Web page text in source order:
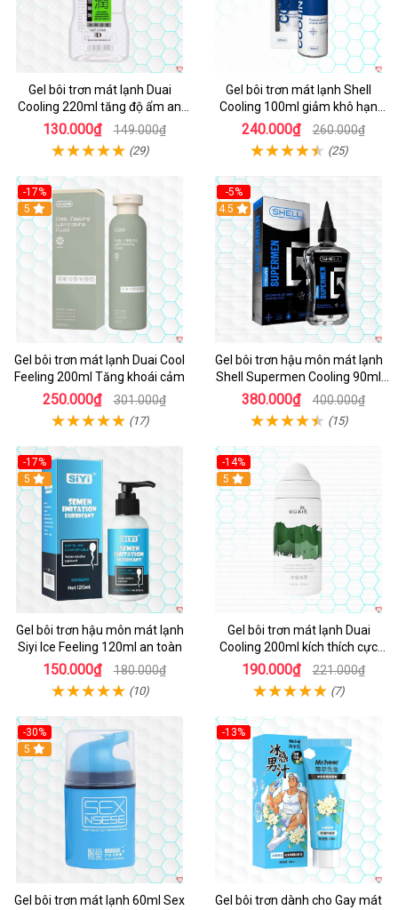
Gel bôi trơn mát lạnh Duai
Cooling 220ml tăng độ ẩm an
toàn
130.000₫ 149.000₫
(29)
Gel bôi trơn mát lạnh Shell
Cooling 100ml giảm khô hạn
tăng khoái cảm
240.000₫ 260.000₫
(25)
-17%
5
Gel bôi trơn mát lạnh Duai Cool
Feeling 200ml Tăng khoái cảm
250.000₫ 301.000₫
(17)
-5%
Hot
4.5
Gel bôi trơn hậu môn mát lạnh
Shell Supermen Cooling 90ml
hỗ trợ quan hệ an toàn dễ chịu
380.000₫ 400.000₫
(15)
-17%
5
Gel bôi trơn hậu môn mát lạnh
Siyi Ice Feeling 120ml an toàn
150.000₫ 180.000₫
(10)
-14%
5
Gel bôi trơn mát lạnh Duai
Cooling 200ml kích thích cực
khoái nhanh
190.000₫ 221.000₫
(7)
-30%
5
Gel bôi trơn mát lạnh 60ml Sex
-13%
Gel bôi trơn dành cho Gay mát